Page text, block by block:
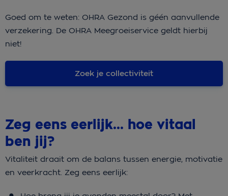
Goed om te weten: OHRA Gezond is géén aanvullende
verzekering. De OHRA Meegroeiservice geldt hierbij
niet!
Zoek je collectiviteit
Zeg eens eerlijk… hoe vitaal
ben jij?
Vitaliteit draait om de balans tussen energie, motivatie
en veerkracht. Zeg eens eerlijk: